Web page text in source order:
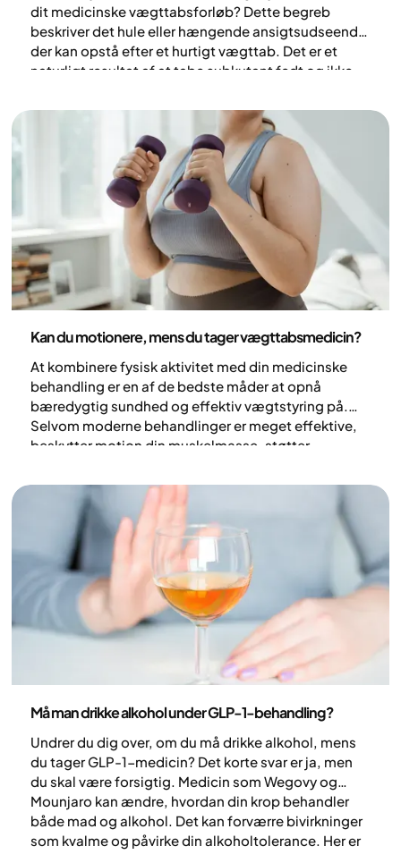
dit medicinske vægttabsforløb? Dette begreb
beskriver det hule eller hængende ansigtsudseende,
der kan opstå efter et hurtigt vægttab. Det er et
naturligt resultat af at tabe subkutant fedt og ikke
hvorfor dit ansigt forandrer sig under vægttab, og
hvordan du kan støtte hudens sundhed.
Kan du motionere, mens du tager vægttabsmedicin?
At kombinere fysisk aktivitet med din medicinske
behandling er en af de bedste måder at opnå
bæredygtig sundhed og effektiv vægtstyring på.
Selvom moderne behandlinger er meget effektive,
beskytter motion din muskelmasse, støtter
resultater. Find ud af, hvordan du sikkert kan
motionere under vægttabsmedicin, hvilke
træningsformer der er mest effektive, og hvordan
Yazen-teamet kan støtte din aktive livsstil.
Må man drikke alkohol under GLP-1-behandling?
Undrer du dig over, om du må drikke alkohol, mens
du tager GLP-1-medicin? Det korte svar er ja, men
du skal være forsigtig. Medicin som Wegovy og
Mounjaro kan ændre, hvordan din krop behandler
både mad og alkohol. Det kan forværre bivirkninger
som kvalme og påvirke din alkoholtolerance. Her er